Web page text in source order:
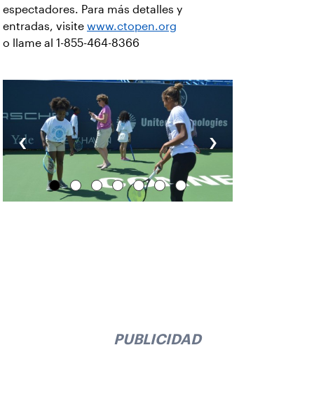
espectadores. Para más detalles y
entradas, visite www.ctopen.org
o llame al 1-855-464-8366
‹ ›
PUBLICIDAD